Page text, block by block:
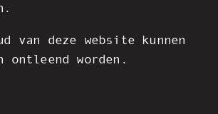
van deze website kunnen
ontleend worden.